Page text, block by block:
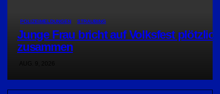
POLIZEIMELDUNGEN STRAUBING
Junge Frau bricht auf Volksfest
zusammen